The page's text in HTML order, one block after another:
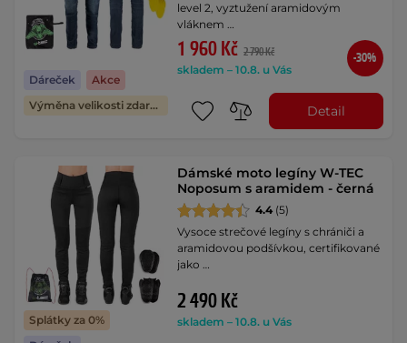
Dáreček
Akce
Výměna velikosti zdarma
level 2, vyztužení aramidovým
vláknem …
1 960 Kč 2 790 Kč
skladem – 10.8. u Vás
-30%
Detail
Splátky za 0%
Dámské moto legíny W-TEC
Noposum s aramidem - černá
4.4 (5)
Vysoce strečové legíny s chrániči a
aramidovou podšívkou, certifikované
jako …
2 490 Kč
skladem – 10.8. u Vás